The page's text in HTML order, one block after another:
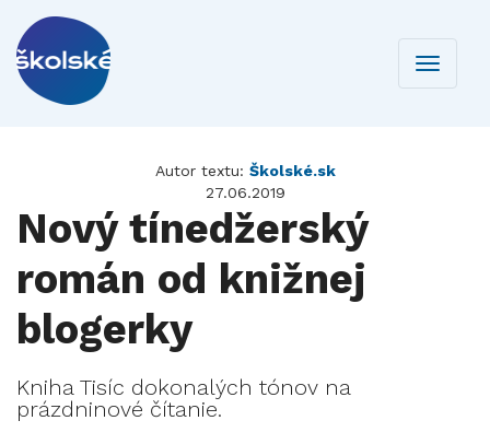
Toggle
Autor textu: Školské.sk
27.06.2019
Nový tínedžerský
román od knižnej
blogerky
Kniha Tisíc dokonalých tónov na
prázdninové čítanie.